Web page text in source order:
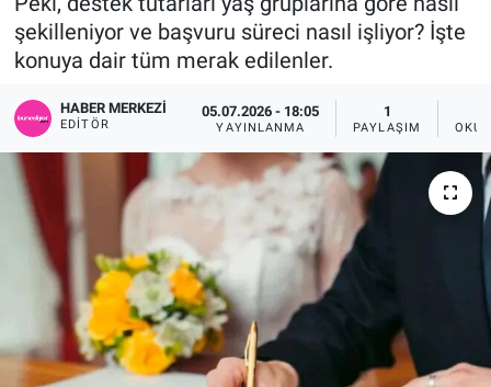
şekilleniyor ve başvuru süreci nasıl işliyor? İşte
konuya dair tüm merak edilenler.
HABER MERKEZI
EDITÖR
05.07.2026 - 18:05
YAYINLANMA
1
PAYLAŞIM